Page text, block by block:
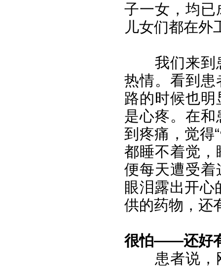
子一女，均
儿女们都在外
我们来到
热情。看到
路的时候也
是心疼。在
到疼痛，觉得
都睡不着觉
便每天遭受
眼泪露出开心
供的药物，
很怕——还好
患者说